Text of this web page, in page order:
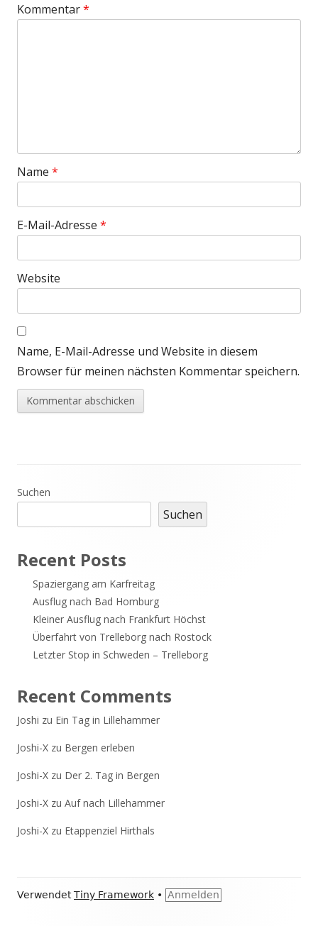
Kommentar*
Name *
E-Mail-Adresse *
Website
Name, E-Mail-Adresse und Website in diesem
Browser für meinen nächsten Kommentar speichern.
Haupt-
Seitenleiste
Suchen
Suchen
Recent Posts
Spaziergang am Karfreitag
Ausflug nach Bad Homburg
Kleiner Ausflug nach Frankfurt Höchst
Überfahrt von Trelleborg nach Rostock
Letzter Stop in Schweden – Trelleborg
Recent Comments
Joshi zu Ein Tag in Lillehammer
Joshi-X zu Bergen erleben
Joshi-X zu Der 2. Tag in Bergen
Joshi-X zu Auf nach Lillehammer
Joshi-X zu Etappenziel Hirthals
Footer
VerwendetTiny Framework • Anmelden